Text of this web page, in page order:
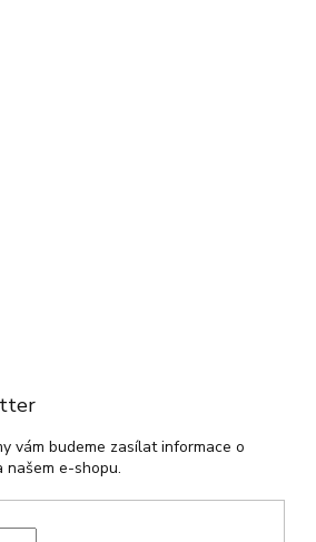
vám budeme zasílat informace o
našem e-shopu.